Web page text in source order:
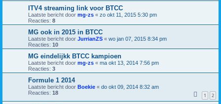
ITV4 streaming link voor BTCC
Laatste bericht door mg-zs « zo okt 11, 2015 5:30 pm
Reacties: 8
MG ook in 2015 in BTCC
Laatste bericht door JurrianZS « wo jan 07, 2015 8:34 pm
Reacties: 10
MG eindelijkk BTCC kampioen
Laatste bericht door mg-zs « ma okt 13, 2014 7:56 pm
Reacties: 3
Formule 1 2014
Laatste bericht door Boekie « do okt 09, 2014 8:32 am
Reacties: 18 1 2